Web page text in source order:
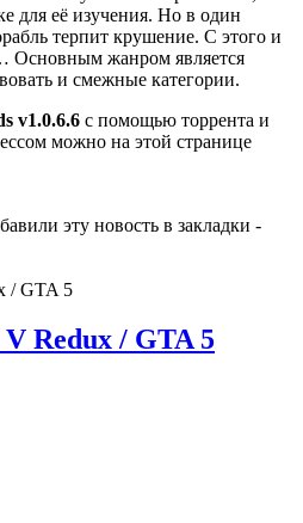
для её изучения. Но в один
терпит крушение. С этого и
Основным жанром является
и смежные категории.
v1.0.6.6 с помощью торрента и
можно на этой странице
эту новость в закладки -
Redux / GTA 5